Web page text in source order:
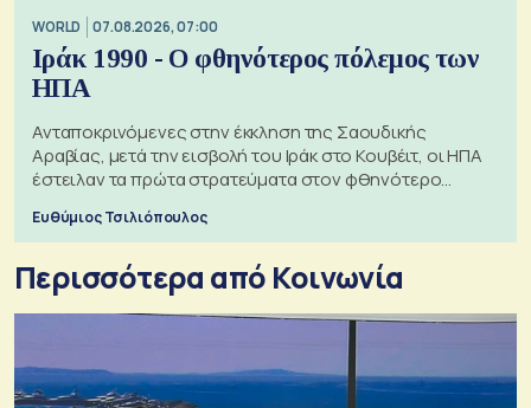
WORLD 07.08.2026, 07:00
Ιράκ 1990 - Ο φθηνότερος πόλεμος των
ΗΠΑ
Ανταποκρινόμενες στην έκκληση της Σαουδικής
Αραβίας, μετά την εισβολή του Ιράκ στο Κουβέιτ, οι ΗΠΑ
έστειλαν τα πρώτα στρατεύματα στον φθηνότερο
Ευθύμιος Τσιλιόπουλος
Περισσότερα από Κοινωνία